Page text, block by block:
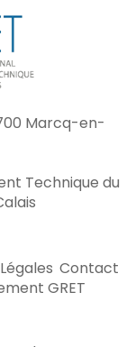
Marcq-en-
Technique du
Contact
GRET